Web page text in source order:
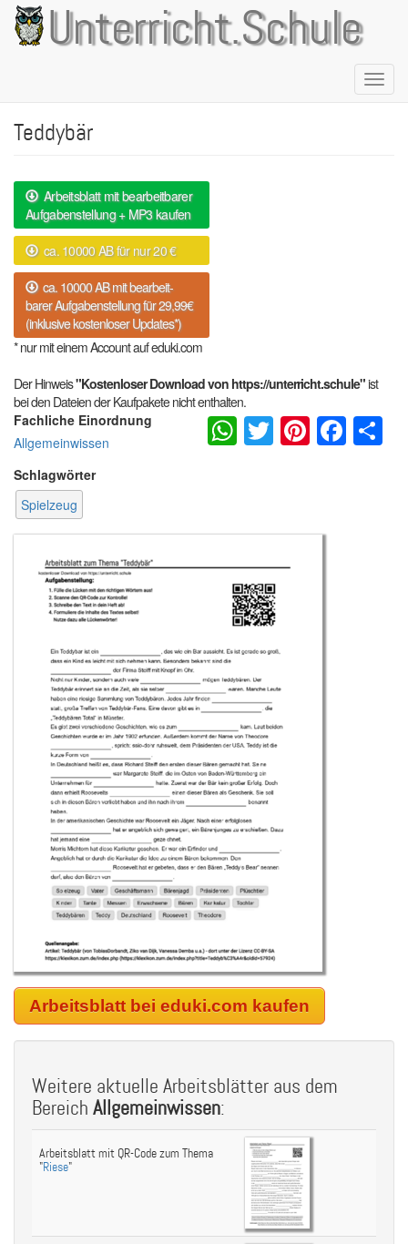
Direkt
zum
Inhalt
Unterricht.Schule
Teddybär
Arbeitsblatt mit bearbeitbarer
Aufgabenstellung + MP3 kaufen
ca. 10000 AB für nur 20 €
ca. 10000 AB mit bearbeit-
barer Aufgabenstellung für 29,99€
(inklusive kostenloser Updates*)
* nur mit einem Account auf eduki.com
Der Hinweis"Kostenloser Download von https://unterricht.schule"ist
bei den Dateien der Kaufpakete nicht enthalten.
Fachliche Einordnung
Allgemeinwissen
Schlagwörter
Spielzeug
WhatsApp
Twitter
Arbeitsblatt bei eduki.com kaufen
Weitere aktuelle Arbeitsblätter aus dem
Bereich Allgemeinwissen:
Arbeitsblatt mit QR-Code zum Thema
"Riese"